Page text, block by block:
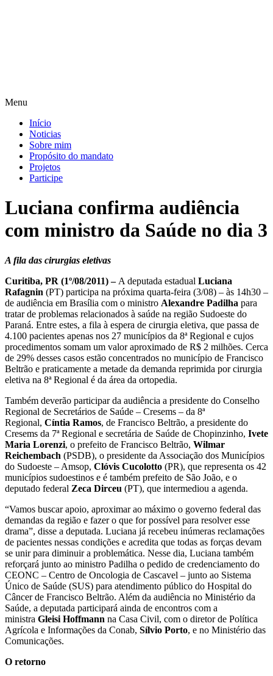
Menu
Início
Noticias
Sobre mim
Propósito do mandato
Projetos
Participe
Luciana confirma audiência
com ministro da Saúde no dia 3
A fila das cirurgias eletivas
Curitiba, PR (1º/08/2011) – A deputada estadual Luciana
Rafagnin (PT) participa na próxima quarta-feira (3/08) – às 14h30 –
de audiência em Brasília com o ministro Alexandre Padilha para
tratar de problemas relacionados à saúde na região Sudoeste do
Paraná. Entre estes, a fila à espera de cirurgia eletiva, que passa de
4.100 pacientes apenas nos 27 municípios da 8ª Regional e cujos
procedimentos somam um valor aproximado de R$ 2 milhões. Cerca
de 29% desses casos estão concentrados no município de Francisco
Beltrão e praticamente a metade da demanda reprimida por cirurgia
eletiva na 8ª Regional é da área da ortopedia.
Também deverão participar da audiência a presidente do Conselho
Regional de Secretários de Saúde – Cresems – da 8ª
Regional, Cíntia Ramos, de Francisco Beltrão, a presidente do
Cresems da 7ª Regional e secretária de Saúde de Chopinzinho, Ivete
Maria Lorenzi, o prefeito de Francisco Beltrão, Wilmar
Reichembach (PSDB), o presidente da Associação dos Municípios
do Sudoeste – Amsop, Clóvis Cucolotto (PR), que representa os 42
municípios sudoestinos e é também prefeito de São João, e o
deputado federal Zeca Dirceu (PT), que intermediou a agenda.
“Vamos buscar apoio, aproximar ao máximo o governo federal das
demandas da região e fazer o que for possível para resolver esse
drama”, disse a deputada. Luciana já recebeu inúmeras reclamações
de pacientes nessas condições e acredita que todas as forças devam
se unir para diminuir a problemática. Nesse dia, Luciana também
reforçará junto ao ministro Padilha o pedido de credenciamento do
CEONC – Centro de Oncologia de Cascavel – junto ao Sistema
Único de Saúde (SUS) para atendimento público do Hospital do
Câncer de Francisco Beltrão. Além da audiência no Ministério da
Saúde, a deputada participará ainda de encontros com a
ministra Gleisi Hoffmann na Casa Civil, com o diretor de Política
Agrícola e Informações da Conab, Sílvio Porto, e no Ministério das
Comunicações.
O retorno